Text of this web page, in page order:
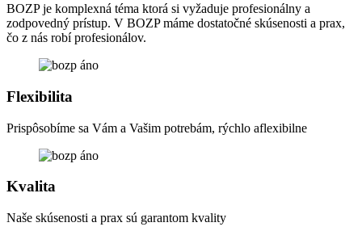
BOZP je komplexná téma ktorá si vyžaduje profesionálny a
zodpovedný prístup. V BOZP máme dostatočné skúsenosti a prax,
čo z nás robí profesionálov.
Flexibilita
Prispôsobíme sa Vám a Vašim potrebám, rýchlo aflexibilne
Kvalita
Naše skúsenosti a prax sú garantom kvality